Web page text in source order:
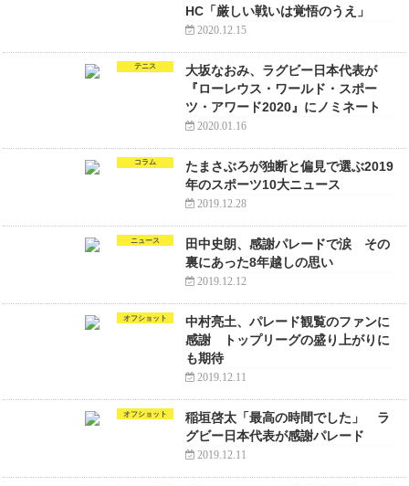
HC「厳しい戦いは覚悟のうえ」
2020.12.15
テニス
大坂なおみ、ラグビー日本代表が
『ローレウス・ワールド・スポー
ツ・アワード2020』にノミネート
2020.01.16
コラム
たまさぶろが独断と偏見で選ぶ2019
年のスポーツ10大ニュース
2019.12.28
ニュース
田中史朗、感謝パレードで涙 その
裏にあった8年越しの思い
2019.12.12
オフショット
中村亮土、パレード観覧のファンに
感謝 トップリーグの盛り上がりに
も期待
2019.12.11
オフショット
稲垣啓太「最高の時間でした」 ラ
グビー日本代表が感謝パレード
2019.12.11